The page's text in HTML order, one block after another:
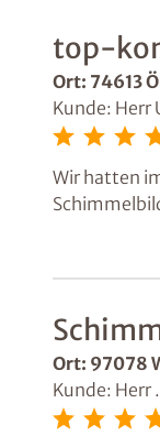
top-
Ort: 74613
Kunde: Herr
Wir hatten
erfasste
weiterer
Mit sehr viel
später auch
Ort: 97078
Kunde: Herr .